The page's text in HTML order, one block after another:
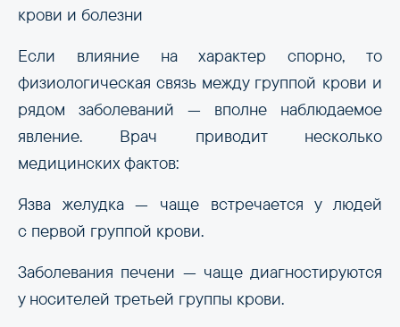
крови и болезни
Если влияние на характер спорно, то
физиологическая связь между группой крови и
рядом заболеваний — вполне наблюдаемое
явление. Врач приводит несколько
медицинских фактов:
Язва желудка — чаще встречается у людей
с первой группой крови.
Заболевания печени — чаще диагностируются
у носителей третьей группы крови.